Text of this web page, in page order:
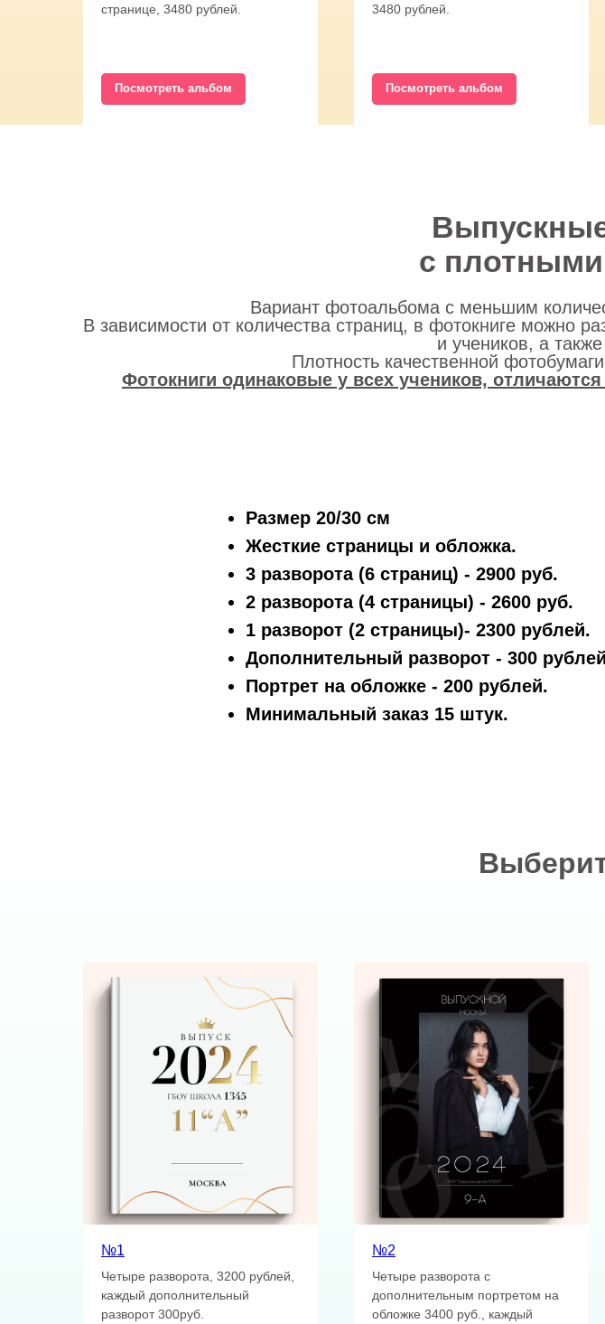
странице, 3480 рублей.
Посмотреть альбом
3480 рублей.
Посмотреть альбом
с
Вариант фотоальбома с меньшим
В зависимости от количества страниц, в фотокниге можно
и учеников, а
Плотность качественной
Фотокниги одинаковые у всех учеников,
Размер 20/30 см
Жесткие страницы и обложка.
3 разворота (6 страниц) - 2900 руб.
2 разворота (4 страницы) - 2600 руб.
1 разворот (2 страницы)- 2300 рублей.
Дополнительный разворот - 300
Портрет на обложке - 200 рублей.
Минимальный заказ 15 штук.
№1
Четыре разворота, 3200 рублей,
каждый дополнительный
разворот 300руб.
№2
Четыре разворота с
дополнительным портретом на
обложке 3400 руб., каждый